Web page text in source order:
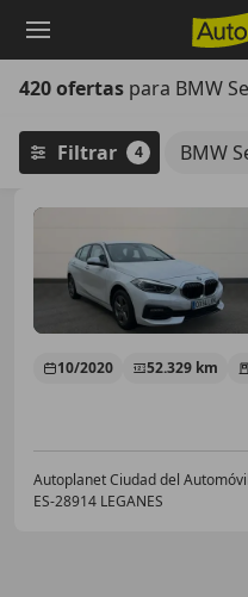
principal
420 ofertas para BMW
Filtrar 4 BMW
10/2020 52.329 km
Autoplanet Ciudad del Automóvil
ES-28914 LEGANES